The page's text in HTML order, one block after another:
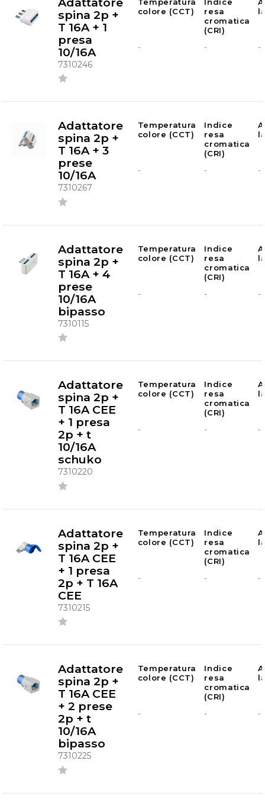
spina 2p +
T 16A + 1
presa
10/16A
7310246
colore (CCT)
resa
cromatica
(CRI)
- - -
Adattatore
spina 2p +
T 16A + 3
prese
10/16A
7310267
Temperatura
colore (CCT)
Indice
resa
cromatica
(CRI)
- - -
Adattatore
spina 2p +
T 16A + 4
prese
10/16A
bipasso
7310115
Temperatura
colore (CCT)
Indice
resa
cromatica
(CRI)
- - -
Adattatore
spina 2p +
T 16A CEE
+ 1 presa
2p + t
10/16A
schuko
7310220
Temperatura
colore (CCT)
Indice
resa
cromatica
(CRI)
- - -
Adattatore
spina 2p +
T 16A CEE
+ 1 presa
2p + T 16A
CEE
7310215
Temperatura
colore (CCT)
Indice
resa
cromatica
(CRI)
- - -
Adattatore
spina 2p +
T 16A CEE
+ 2 prese
2p + t
10/16A
bipasso
7310225
Temperatura
colore (CCT)
Indice
resa
cromatica
(CRI)
- - -